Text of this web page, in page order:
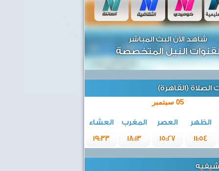
شاهد الآن البث المباشر
النيل المتخصصة
الصلاة (القاهرة)
05 سبتمبر
الظهر العصر المغرب
العشاء
11:54
15:27
18:13
19:33